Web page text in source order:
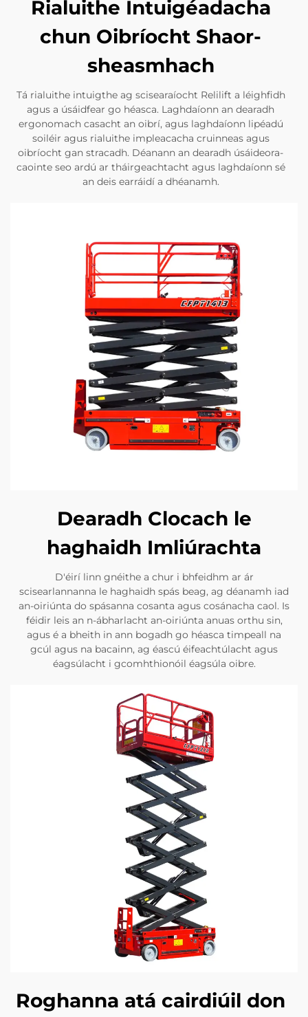
Rialuithe Intuigéadacha
chun Oibríocht Shaor-
sheasmhach
Tá rialuithe intuigthe ag scisearaíocht Relilift a léighfidh
agus a úsáidfear go héasca. Laghdaíonn an dearadh
ergonomach casacht an oibrí, agus laghdaíonn lipéadú
soiléir agus rialuithe impleacacha cruinneas agus
oibríocht gan stracadh. Déanann an dearadh úsáideora-
caointe seo ardú ar tháirgeachtacht agus laghdaíonn sé
an deis earráidí a dhéanamh.
Dearadh Clocach le
haghaidh Imliúrachta
D'éirí linn gnéithe a chur i bhfeidhm ar ár
scisearlannanna le haghaidh spás beag, ag déanamh iad
an-oiriúnta do spásanna cosanta agus cosánacha caol. Is
féidir leis an n-ábharlacht an-oiriúnta anuas orthu sin,
agus é a bheith in ann bogadh go héasca timpeall na
gcúl agus na bacainn, ag éascú éifeachtúlacht agus
éagsúlacht i gcomhthionóil éagsúla oibre.
Roghanna atá cairdiúil don